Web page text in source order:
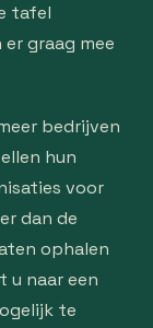
tafel
graag mee
bedrijven
hun
voor
dan de
ophalen
u naar een
te